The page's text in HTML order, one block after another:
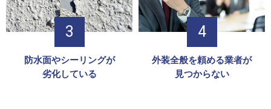
防水面やシーリングが
劣化している
外装全般を頼める業者が
見つからない